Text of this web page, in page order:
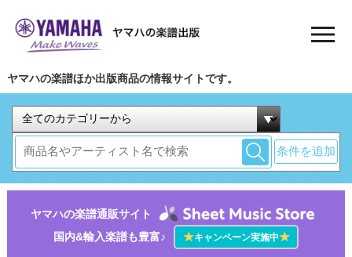
ヤマハの楽譜ほか出版商品の情報サイトです。
条件を追加
ヤマハの楽譜通販サイト
国内&輸入楽譜も豊富♪
★キャンペーン実施中★